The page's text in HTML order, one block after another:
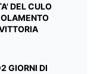
DEL CULO
GIORNI DI